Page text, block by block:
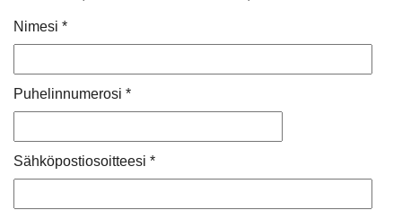
Nimesi *
Puhelinnumerosi *
Sähköpostiosoitteesi *